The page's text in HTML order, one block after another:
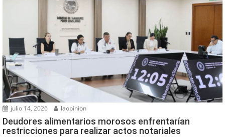
julio 14, 2026 laopinion
Deudores alimentarios morosos enfrentarían
restricciones para realizar actos notariales